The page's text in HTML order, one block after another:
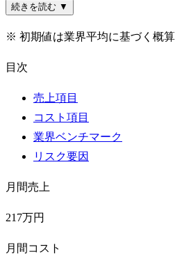
続きを読む ▼
※ 初期値は業界平均に基づく概
目次
売上項目
コスト項目
業界ベンチマーク
リスク要因
月間売上
217万円
月間コスト